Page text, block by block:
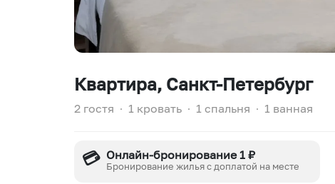
Квартира, Санкт-Петербург
2 гостя ∙ 1 кровать ∙ 1 спальня ∙ 1 ванная
💳 Онлайн-бронирование 1 ₽
Бронирование жилья с доплатой на месте